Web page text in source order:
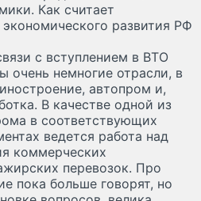
Как считает
развития РФ
с вступлением в ВТО
очень немногие отрасли, в
автопром и,
В качестве одной из
в соответствующих
ведется работа над
коммерческих
перевозок. Про
пока больше говорят, но